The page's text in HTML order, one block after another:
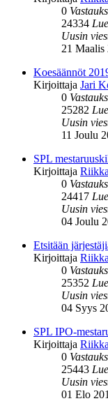
0
24334
Uusin
21 Maalis
Koesäännöt
Kirjoittaja Jari
0
25282
Uusin
11 Joulu
SPL
Kirjoittaja
0
24417
Uusin
04 Joulu
Etsitään
Kirjoittaja
0
25352
Uusin
04 Syys
SPL IPO-
Kirjoittaja
0
25443
Uusin
01 Elo